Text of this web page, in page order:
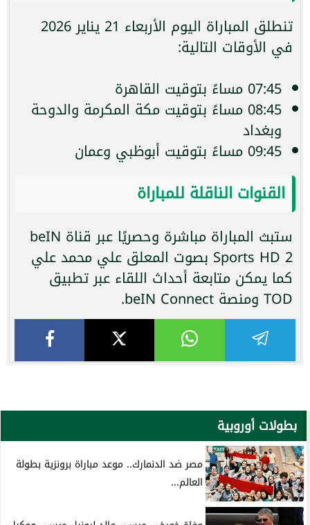
تنطلق المباراة اليوم الأربعاء 21 يناير 2026
في الأوقات التالية:
07:45 مساءً بتوقيت القاهرة
08:45 مساءً بتوقيت مكة المكرمة والدوحة
وبغداد
09:45 مساءً بتوقيت أبوظبي وعمان
القنوات الناقلة للمباراة
ستبث المباراة مباشرة وحصريًا عبر قناة beIN
Sports HD 2 بصوت المعلق علي محمد علي
كما يمكن متابعة أحداث اللقاء عبر تطبيق
TOD ومنصة beIN Connect.
بطولات أوروبية
مصر ضد الدنمارك.. موعد مباراة برونزية بطولة
العالم...